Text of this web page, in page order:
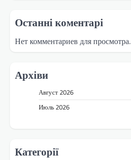
Останні коментарі
Нет комментариев для просмотра.
Архіви
Август 2026
Июль 2026
Категорії